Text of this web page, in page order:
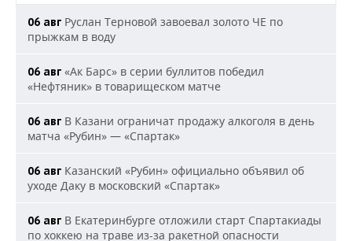
06 авг Руслан Терновой завоевал золото ЧЕ по
прыжкам в воду
06 авг «Ак Барс» в серии буллитов победил
«Нефтяник» в товарищеском матче
06 авг В Казани ограничат продажу алкоголя в день
матча «Рубин» — «Спартак»
06 авг Казанский «Рубин» официально объявил об
уходе Даку в московский «Спартак»
06 авг В Екатеринбурге отложили старт Спартакиады
по хоккею на траве из-за ракетной опасности